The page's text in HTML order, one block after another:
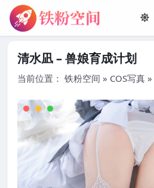
清水凪 – 兽娘育成计划
当前位置： 铁粉空间 » COS写真 »